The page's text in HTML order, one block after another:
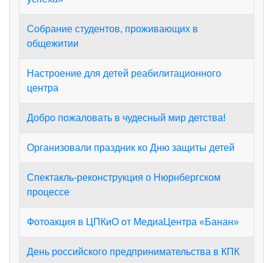
Собрание студентов, проживающих в
общежитии
Настроение для детей реабилитационного
центра
Добро пожаловать в чудесный мир детства!
Организовали праздник ко Дню защиты детей
Спектакль-реконструкция о Нюрнбергском
процессе
Фотоакция в ЦПКиО от МедиаЦентра «Банан»
День российского предпринимательства в КПК